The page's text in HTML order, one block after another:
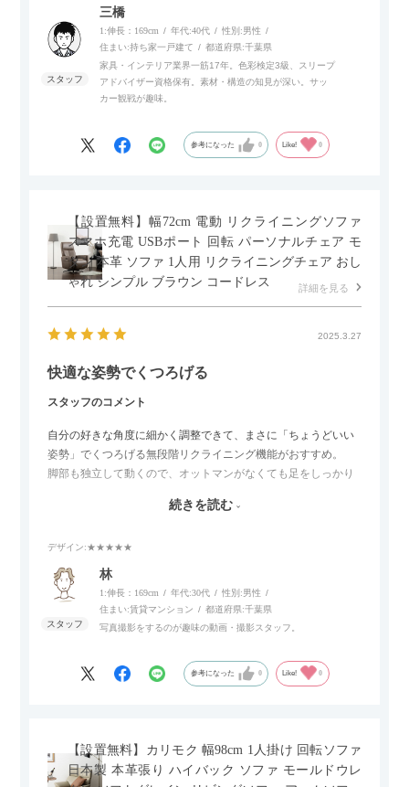
内部にもプリンターなどが置けるスライド棚板がついているの
でテレビ台以外にもオフィスなどでの収納家具やリビングでの
サイドボードとして多目的な用途に対応しています。
また、扉は横方向へのスライド式となっているので開閉時のス
ペースを最小限に抑えられ、省スペースでご利用いただけるの
三橋
1:伸長：169cm 年代:40代 性別:男性
住まい:持ち家一戸建て 都道府県:千葉県
家具・インテリア業界一筋17年。色彩検定3級、スリープ
アドバイザー資格保有。素材・構造の知見が深い。サッ
カー観戦が趣味。
参考になった 0 Like! 0
【設置無料】幅72cm 電動 リクライニングソファ
スマホ充電 USBポート 回転 パーソナルチェア モ
ダン 本革 ソファ 1人用 リクライニングチェア おし
ゃれ シンプル ブラウン コードレス
詳細を見る
2025.3.27
快適な姿勢でくつろげる
スタッフのコメント
自分の好きな角度に細かく調整できて、まさに「ちょうどいい
姿勢」でくつろげる無段階リクライニング機能がおすすめ。
脚部も独立して動くので、オットマンがなくても足をしっかり
スマホやタブレットを充電しながらリラックスできるのが嬉し
個人的にはコードレス＆充電式なので、コンセントの場所を気
にせず、好きな場所に置けるのが画期的に感じました。
続きを読む
デザイン:★★★★★
林
1:伸長：169cm 年代:30代 性別:男性
住まい:賃貸マンション 都道府県:千葉県
写真撮影をするのが趣味の動画・撮影スタッフ。
参考になった 0 Like! 0
【設置無料】カリモク 幅98cm 1人掛け 回転ソファ
日本製 本革張り ハイバック ソファ モールドウレ